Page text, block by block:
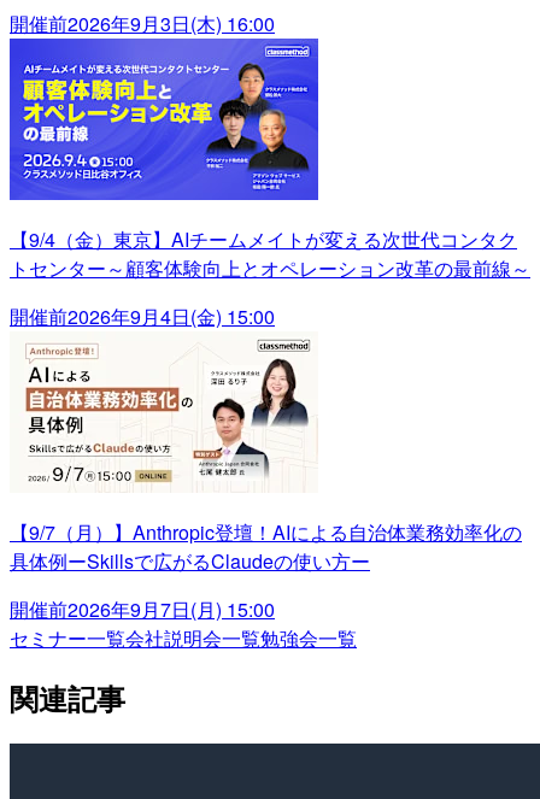
開催前2026年9月3日(木) 16:00
【9/4（金）東京】AIチームメイトが変える次世代コンタク
トセンター～顧客体験向上とオペレーション改革の最前線～
開催前2026年9月4日(金) 15:00
【9/7（月）】Anthropic登壇！AIによる自治体業務効率化の
具体例ーSkillsで広がるClaudeの使い方ー
開催前2026年9月7日(月) 15:00
セミナー一覧会社説明会一覧勉強会一覧
関連記事